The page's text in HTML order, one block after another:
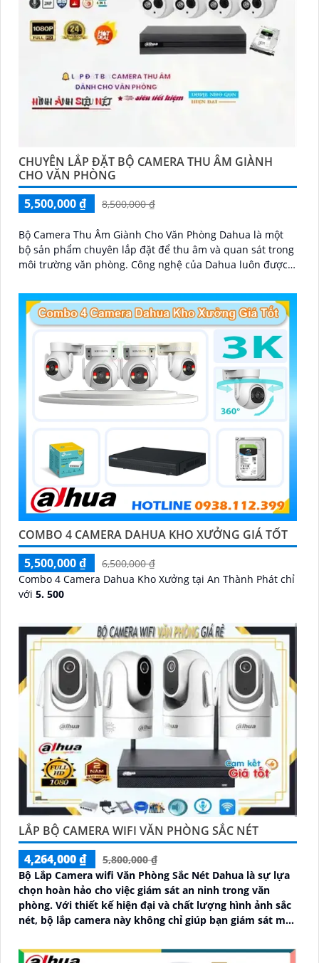
CHUYÊN LẮP ĐẶT BỘ CAMERA THU ÂM GIÀNH
CHO VĂN PHÒNG
5,500,000 ₫
8,500,000 ₫
Bộ Camera Thu Âm Giành Cho Văn Phòng Dahua là một
bộ sản phẩm chuyên lắp đặt để thu âm và quan sát trong
môi trường văn phòng. Công nghệ của Dahua luôn được
cao và hiệu suất tối ưu
COMBO 4 CAMERA DAHUA KHO XƯỞNG GIÁ TỐT
5,500,000 ₫
6,500,000 ₫
Combo 4 Camera Dahua Kho Xưởng tại An Thành Phát chỉ
với 5. 500
LẮP BỘ CAMERA WIFI VĂN PHÒNG SẮC NÉT
4,264,000 ₫
5,800,000 ₫
Bộ Lắp Camera wifi Văn Phòng Sắc Nét Dahua là sự lựa
chọn hoàn hảo cho việc giám sát an ninh trong văn
phòng. Với thiết kế hiện đại và chất lượng hình ảnh sắc
nét, bộ lắp camera này không chỉ giúp bạn giám sát một